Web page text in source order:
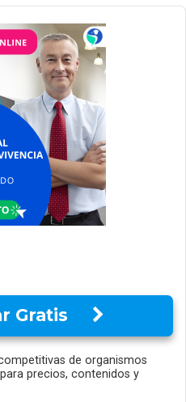
Gratis
de organismos
precios, contenidos y